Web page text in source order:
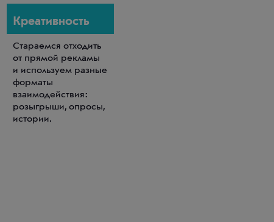
Креативность
Стараемся отходить
от прямой рекламы
и используем разные
форматы
взаимодействия:
розыгрыши, опросы,
истории.